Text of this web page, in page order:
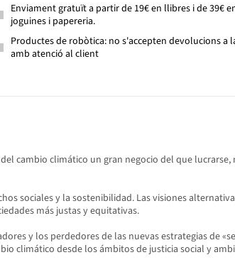
Enviament gratuït a partir de 19€ en llibres i de 39€
joguines i papereria.
Productes de robòtica: no s'accepten devolucions a
amb atenció al client
cambio climático un gran negocio del que lucrarse,
sociales y la sostenibilidad. Las visiones
más justas y equitativas.
y los perdedores de las nuevas estrategias de
climático desde los ámbitos de justicia social y